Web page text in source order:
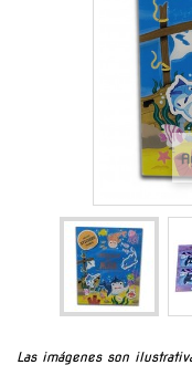
Las imágenes son